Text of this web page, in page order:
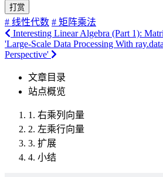
打赏
# 线性代数 # 矩阵乘法
Interesting Linear Algebra (Part 1):
'Large-Scale Data Processing With
Perspective'
文章目录
站点概览
1. 右乘列向量
2. 左乘行向量
3. 扩展
4. 小结